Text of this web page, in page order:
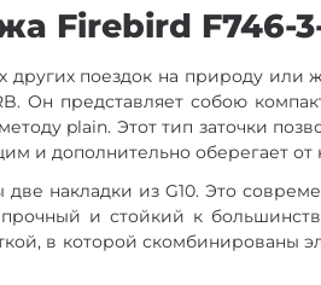
Firebird F746-
поездок на природу или
Он представляет собою
plain. Этот тип заточки
и дополнительно оберегает от
накладки из G10. Это
и стойкий к
в которой скомбинированы